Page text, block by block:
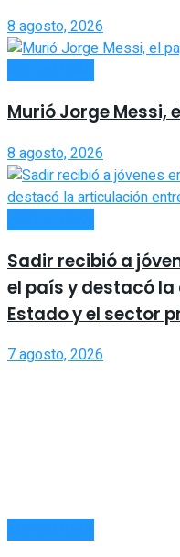
8 agosto, 2026
Murió Jorge Messi,
8 agosto, 2026
Sadir recibió a
el país y destacó
Estado y el sector
7 agosto, 2026